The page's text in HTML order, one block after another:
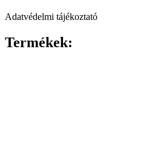
Adatvédelmi tájékoztató
Termékek: